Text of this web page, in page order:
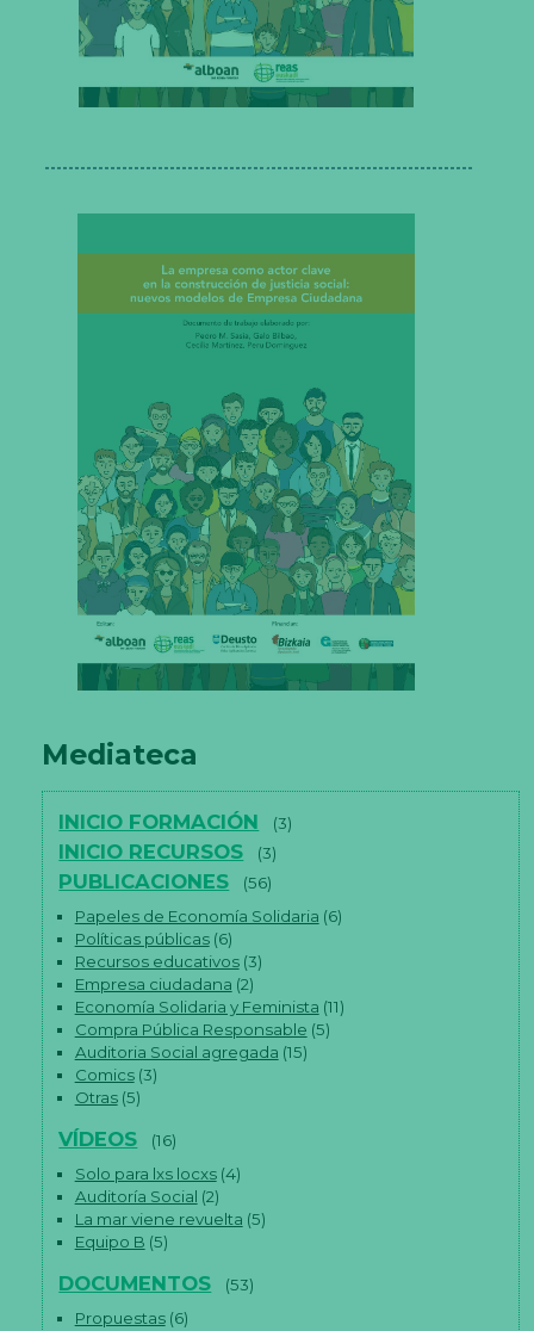
Mediateca
INICIO FORMACIÓN (3)
INICIO RECURSOS (3)
PUBLICACIONES
(56)
Papeles de Economía Solidaria (6)
Políticas públicas(6)
Recursos educativos(3)
Empresa ciudadana (2)
Economía Solidaria y Feminista (11)
Compra Pública Responsable (5)
Auditoria Social agregada (15)
Comics(3)
Otras(5)
VÍDEOS
(16)
Solo para lxs locxs(4)
Auditoría Social (2)
La mar viene revuelta (5)
Equipo B (5)
DOCUMENTOS
(53)
Propuestas(6)